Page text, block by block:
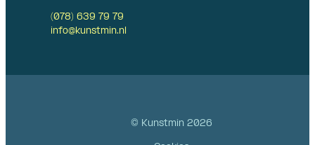
(078) 639 79 79
info@kunstmin.nl
© Kunstmin 2026